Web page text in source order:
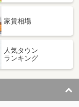
家賃相場
人気タウン
ランキング